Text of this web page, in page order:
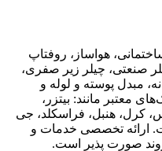
هواساز، روفتاپ
صنعتی، چیلر زیر صفری،
مبدل پوسته و لوله و
معتبر مانند: بیتزر،
کرل، هنبل، فراسکلد، جی
ارائه تخصصی خدمات و
صورت پذیر است.